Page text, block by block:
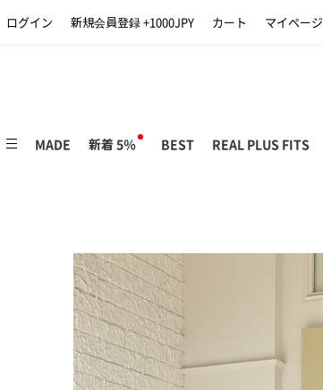
ログイン 新規会員登録 +1000JPY カート マイページ
MADE 新着 5％ BEST REAL PLUS FITS